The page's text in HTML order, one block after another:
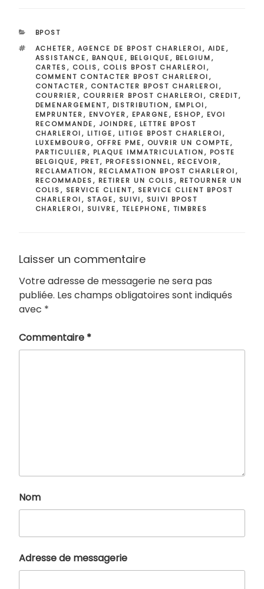
CATÉGORIES
BPOST
ÉTIQUETTES
ACHETER, AGENCE DE BPOST CHARLEROI, AIDE,
ASSISTANCE, BANQUE, BELGIQUE, BELGIUM,
CARTES, COLIS, COLIS BPOST CHARLEROI,
COMMENT CONTACTER BPOST CHARLEROI,
CONTACTER, CONTACTER BPOST CHARLEROI,
COURRIER, COURRIER BPOST CHARLEROI, CREDIT,
DEMENARGEMENT, DISTRIBUTION, EMPLOI,
EMPRUNTER, ENVOYER, EPARGNE, ESHOP, EVOI
RECOMMANDE, JOINDRE, LETTRE BPOST
CHARLEROI, LITIGE, LITIGE BPOST CHARLEROI,
LUXEMBOURG, OFFRE PME, OUVRIR UN COMPTE,
PARTICULIER, PLAQUE IMMATRICULATION, POSTE
BELGIQUE, PRET, PROFESSIONNEL, RECEVOIR,
RECLAMATION, RECLAMATION BPOST CHARLEROI,
RECOMMADES, RETIRER UN COLIS, RETOURNER UN
COLIS, SERVICE CLIENT, SERVICE CLIENT BPOST
CHARLEROI, STAGE, SUIVI, SUIVI BPOST
CHARLEROI, SUIVRE, TELEPHONE, TIMBRES
Laisser un commentaire
Votre adresse de messagerie ne sera pas
publiée. Les champs obligatoires sont indiqués
avec *
Commentaire *
Nom
Adresse de messagerie